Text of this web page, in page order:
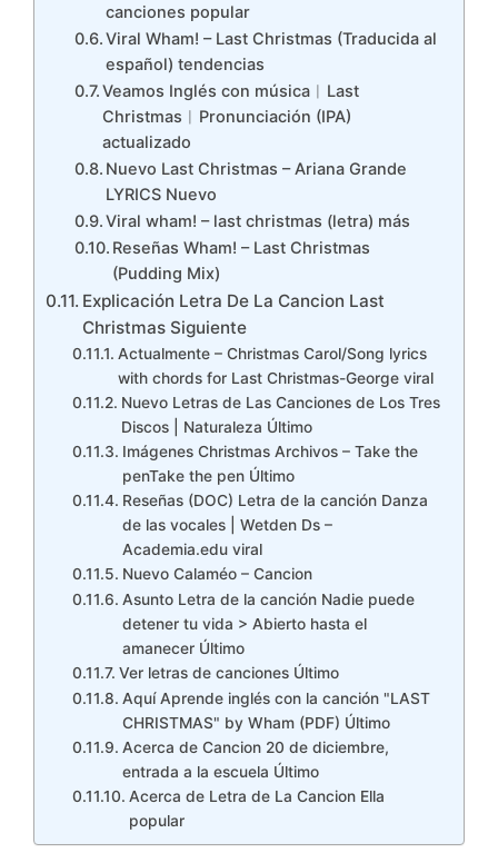
canciones popular
Viral Wham! – Last Christmas (Traducida al
español) tendencias
Veamos Inglés con música︱Last
Christmas︱Pronunciación (IPA)
actualizado
Nuevo Last Christmas – Ariana Grande
LYRICS Nuevo
Viral wham! – last christmas (letra) más
Reseñas Wham! – Last Christmas
(Pudding Mix)
Explicación Letra De La Cancion Last
Christmas Siguiente
Actualmente – Christmas Carol/Song lyrics
with chords for Last Christmas-George viral
Nuevo Letras de Las Canciones de Los Tres
Discos | Naturaleza Último
Imágenes Christmas Archivos – Take the
penTake the pen Último
Reseñas (DOC) Letra de la canción Danza
de las vocales | Wetden Ds –
Academia.edu viral
Nuevo Calaméo – Cancion
Asunto Letra de la canción Nadie puede
detener tu vida > Abierto hasta el
amanecer Último
Ver letras de canciones Último
Aquí Aprende inglés con la canción "LAST
CHRISTMAS" by Wham (PDF) Último
Acerca de Cancion 20 de diciembre,
entrada a la escuela Último
Acerca de Letra de La Cancion Ella
popular